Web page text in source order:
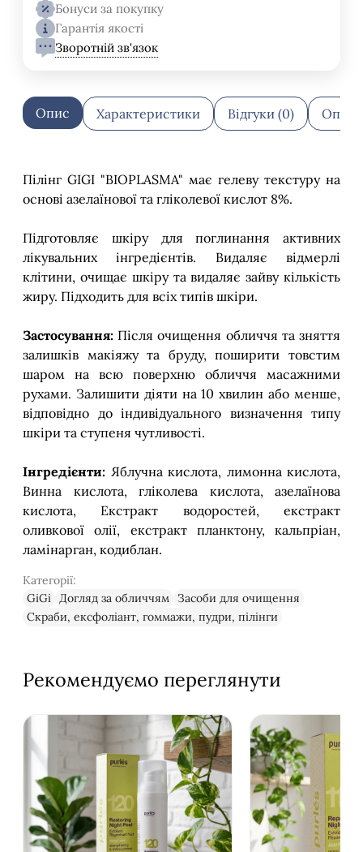
Бонуси за покупку
Гарантія якості
Зворотній зв'язок
Опис Характеристики Відгуки (0)
Пілінг GIGI "BIOPLASMA" має гелеву текстуру на
основі азелаїнової та гліколевої кислот 8%.
Підготовляє шкіру для поглинання активних
лікувальних інгредієнтів. Видаляє відмерлі
клітини, очищає шкіру та видаляє зайву кількість
жиру. Підходить для всіх типів шкіри.
Застосування: Після очищення обличчя та зняття
залишків макіяжу та бруду, поширити товстим
шаром на всю поверхню обличчя масажними
рухами. Залишити діяти на 10 хвилин або менше,
відповідно до індивідуального визначення типу
шкіри та ступеня чутливості.
Інгредієнти: Яблучна кислота, лимонна кислота,
Винна кислота, гліколева кислота, азелаїнова
кислота, Екстракт водоростей, екстракт
оливкової олії, екстракт планктону, кальпріан,
ламінарган, кодиблан.
Категорії:
GiGi Догляд за обличчям Засоби для очищення
Скраби, ексфоліант, гоммажи, пудри, пілінги
Рекомендуємо переглянути